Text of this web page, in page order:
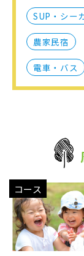
SUP・シー
農家民宿
電車・バス
コース